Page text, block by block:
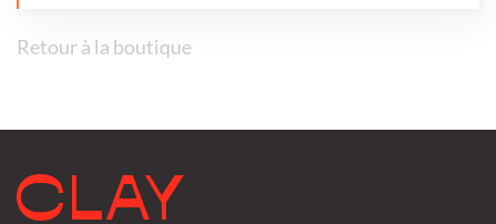
Retour à la boutique